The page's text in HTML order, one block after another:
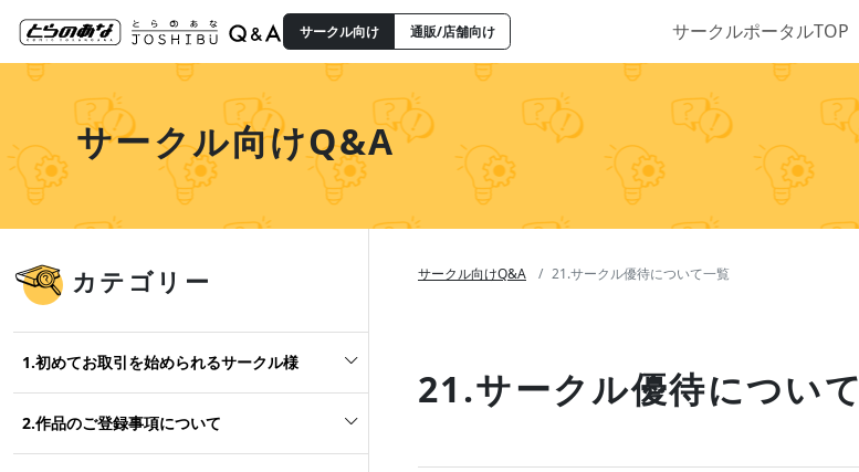
サークル向け 通販/店舗向け サークルポータルTOP
サークル向けQ&A
カテゴリー
1.初めてお取引を始められるサークル様
2.作品のご登録事項について
サークル向けQ&A 21.サークル優待について一覧
21.サークル優待について